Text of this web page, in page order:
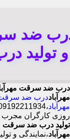
ضد
و تولید
درب ضد سرقت
مهرآباددرب ضد سرقت
مهرآباد
روزی کارگران مجرب
تولید درب ضد سرقت
مهرآباد،نمایندگی و